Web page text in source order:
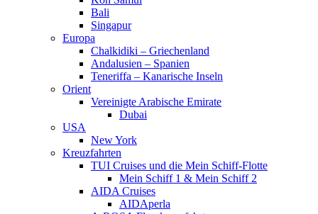
Bali
Singapur
Europa
Chalkidiki – Griechenland
Andalusien – Spanien
Teneriffa – Kanarische Inseln
Orient
Vereinigte Arabische Emirate
Dubai
USA
New York
Kreuzfahrten
TUI Cruises und die Mein Schiff-Flotte
Mein Schiff 1 & Mein Schiff 2
AIDA Cruises
AIDAperla